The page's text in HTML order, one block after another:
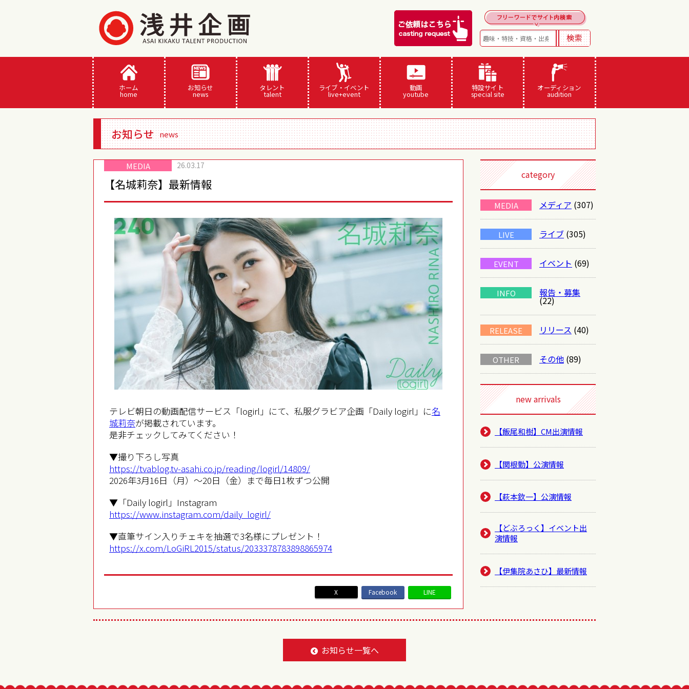
ホーム
home
お知らせ
news
タレント
talent
ライブ・イベント
live+event
動画
youtube
特設サイト
special site
オーディション
audition
お知らせ news
MEDIA 26.03.17
【名城莉奈】最新情報
テレビ朝日の動画配信サービス「logirl」にて、私服グラビア企画「Daily logirl」に名
城莉奈が掲載されています。
是非チェックしてみてください！
▼撮り下ろし写真
https://tvablog.tv-asahi.co.jp/reading/logirl/14809/
2026年3月16日（月）～20日（金）まで毎日1枚ずつ公開
▼「Daily logirl」Instagram
https://www.instagram.com/daily_logirl/
▼直筆サイン入りチェキを抽選で3名様にプレゼント！
https://x.com/LoGiRL2015/status/2033378783898865974
LINE
Facebook
X
category
MEDIA メディア (307)
LIVE ライブ (305)
EVENT イベント (69)
INFO 報告・募集
(22)
RELEASE リリース (40)
OTHER その他 (89)
new arrivals
【飯尾和樹】CM出演情報
【関根勤】公演情報
【萩本欽一】公演情報
【どぶろっく】イベント出
演情報
【伊集院あさひ】最新情報
お知らせ一覧へ